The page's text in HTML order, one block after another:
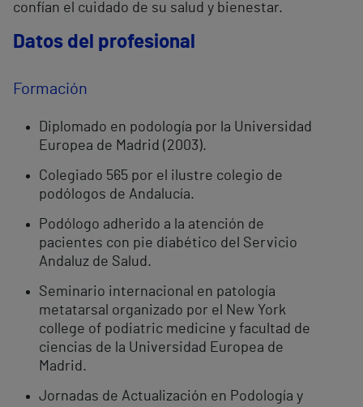
confían el cuidado de su salud y bienestar.
Datos del profesional
Formación
Diplomado en podología por la Universidad
Europea de Madrid (2003).
Colegiado 565 por el ilustre colegio de
podólogos de Andalucía.
Podólogo adherido a la atención de
pacientes con pie diabético del Servicio
Andaluz de Salud.
Seminario internacional en patología
metatarsal organizado por el New York
college of podiatric medicine y facultad de
ciencias de la Universidad Europea de
Madrid.
Jornadas de Actualización en Podología y